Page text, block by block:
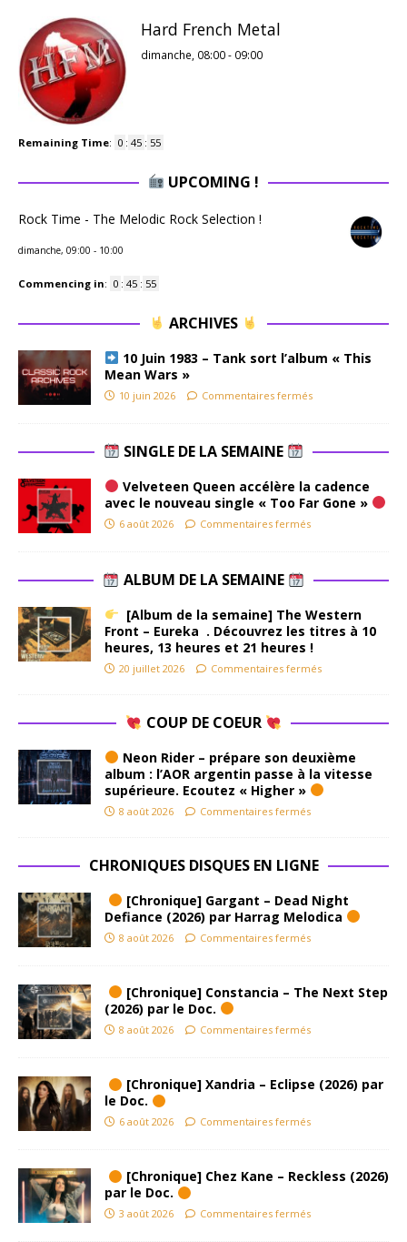
Hard French Metal
dimanche, 08:00- 09:00
Remaining Time: 0 : 45 : 54
UPCOMING !
Rock Time - The Melodic Rock Selection !
dimanche, 09:00 - 10:00
Commencing in: 0 : 45 : 54
ARCHIVES
10 Juin 1983 – Tank sort l’album « This
Mean Wars »
10 juin 2026 Commentaires fermés
SINGLE DE LA SEMAINE
Velveteen Queen accélère la cadence
avec le nouveau single « Too Far Gone »
6 août 2026 Commentaires fermés
ALBUM DE LA SEMAINE
[Album de la semaine] The Western
Front – Eureka . Découvrez les titres à 10
heures, 13 heures et 21 heures !
20 juillet 2026 Commentaires fermés
COUP DE COEUR
Neon Rider – prépare son deuxième
album : l’AOR argentin passe à la vitesse
supérieure. Ecoutez « Higher »
8 août 2026 Commentaires fermés
CHRONIQUES DISQUES EN LIGNE
[Chronique] Gargant – Dead Night
Defiance (2026) par Harrag Melodica
8 août 2026 Commentaires fermés
[Chronique] Constancia – The Next Step
(2026) par le Doc.
8 août 2026 Commentaires fermés
[Chronique] Xandria – Eclipse (2026) par
le Doc.
6 août 2026 Commentaires fermés
[Chronique] Chez Kane – Reckless (2026)
par le Doc.
3 août 2026 Commentaires fermés